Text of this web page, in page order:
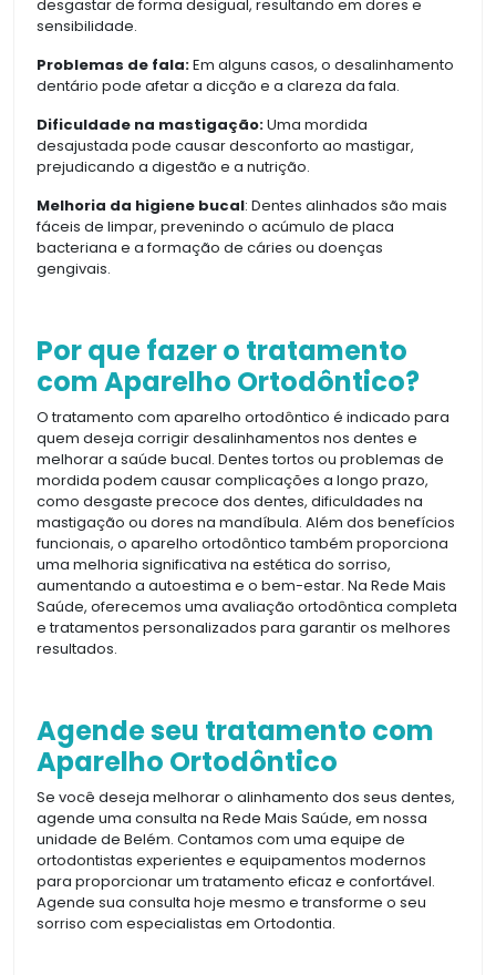
desgastar de forma desigual, resultando em dores e
sensibilidade.
Problemas de fala:Em alguns casos, o desalinhamento
dentário pode afetar a dicção e a clareza da fala.
Dificuldade na mastigação:Uma mordida
desajustada pode causar desconforto ao mastigar,
prejudicando a digestão e a nutrição.
Melhoria da higiene bucal: Dentes alinhados são mais
fáceis de limpar, prevenindo o acúmulo de placa
bacteriana e a formação de cáries ou doenças
gengivais.
Por que fazer o tratamento
com Aparelho Ortodôntico?
O tratamento com aparelho ortodôntico é indicado para
quem deseja corrigir desalinhamentos nos dentes e
melhorar a saúde bucal. Dentes tortos ou problemas de
mordida podem causar complicações a longo prazo,
como desgaste precoce dos dentes, dificuldades na
mastigação ou dores na mandíbula. Além dos benefícios
funcionais, o aparelho ortodôntico também proporciona
uma melhoria significativa na estética do sorriso,
aumentando a autoestima e o bem-estar. Na Rede Mais
Saúde, oferecemos uma avaliação ortodôntica completa
e tratamentos personalizados para garantir os melhores
resultados.
Agende seu tratamento com
Aparelho Ortodôntico
Se você deseja melhorar o alinhamento dos seus dentes,
agende uma consulta na Rede Mais Saúde, em nossa
unidade de Belém. Contamos com uma equipe de
ortodontistas experientes e equipamentos modernos
para proporcionar um tratamento eficaz e confortável.
Agende sua consulta hoje mesmo e transforme o seu
sorriso com especialistas em Ortodontia.